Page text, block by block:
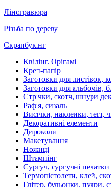
Ліногравюра
Різьба по дереву
Скрапбукінг
Квілінг. Орігамі
Креп-папір
Заготовки для листівок,
Заготовки для альбомів,
Стрічки, скотч, шнури
Рафія, сизаль
Висічки, наклейки, тегі,
Декоративні елементи
Дироколи
Макетування
Ножиці
Штампінг
Сургуч, сургучні печатки
Термопістолети, клей,
Глітер, бульонки, пудри,